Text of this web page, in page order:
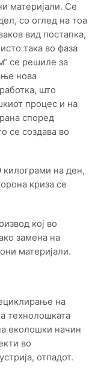
материјали. Се
со оглед на тоа
вид постапка,
така во фаза
се решиле за
нова
што
процес и на
според
се создава во
килограми на ден,
криза се
кој во
замена на
материјали.
на
технолошката
еколошки начин
во
отпадот.